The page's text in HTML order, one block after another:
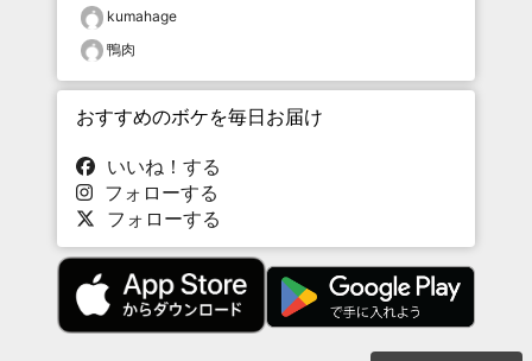
kumahage
鴨肉
おすすめのボケを毎日お届け
いいね！する
フォローする
フォローする